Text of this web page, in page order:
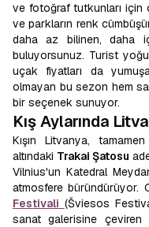
ve fotoğraf tutkunları için
ve parkların renk
daha az bilinen, daha
buluyorsunuz. Turist
uçak fiyatları da
olmayan bu sezon hem
bir seçenek sunuyor.
Kış Aylarında
Kışın Litvanya,
altındaki Trakai Şatosu
Vilnius'un Katedral
atmosfere büründürüyor.
Festivali (Šviesos
sanat galerisine